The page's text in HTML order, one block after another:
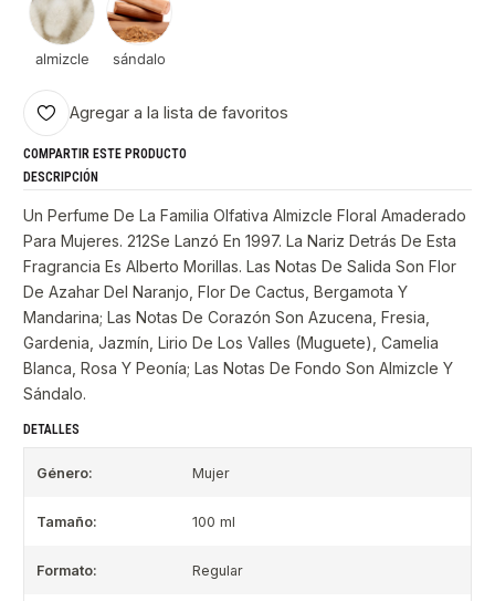
almizcle sándalo
Agregar a la lista de favoritos
COMPARTIR ESTE PRODUCTO
DESCRIPCIÓN
Un Perfume De La Familia Olfativa Almizcle Floral Amaderado
Para Mujeres. 212Se Lanzó En 1997. La Nariz Detrás De Esta
Fragrancia Es Alberto Morillas. Las Notas De Salida Son Flor
De Azahar Del Naranjo, Flor De Cactus, Bergamota Y
Mandarina; Las Notas De Corazón Son Azucena, Fresia,
Gardenia, Jazmín, Lirio De Los Valles (Muguete), Camelia
Blanca, Rosa Y Peonía; Las Notas De Fondo Son Almizcle Y
Sándalo.
DETALLES
Género: Mujer
Tamaño: 100 ml
Formato: Regular